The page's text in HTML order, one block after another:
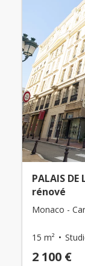
PALAIS
rénové
Monaco -
15 m²
2 100 €